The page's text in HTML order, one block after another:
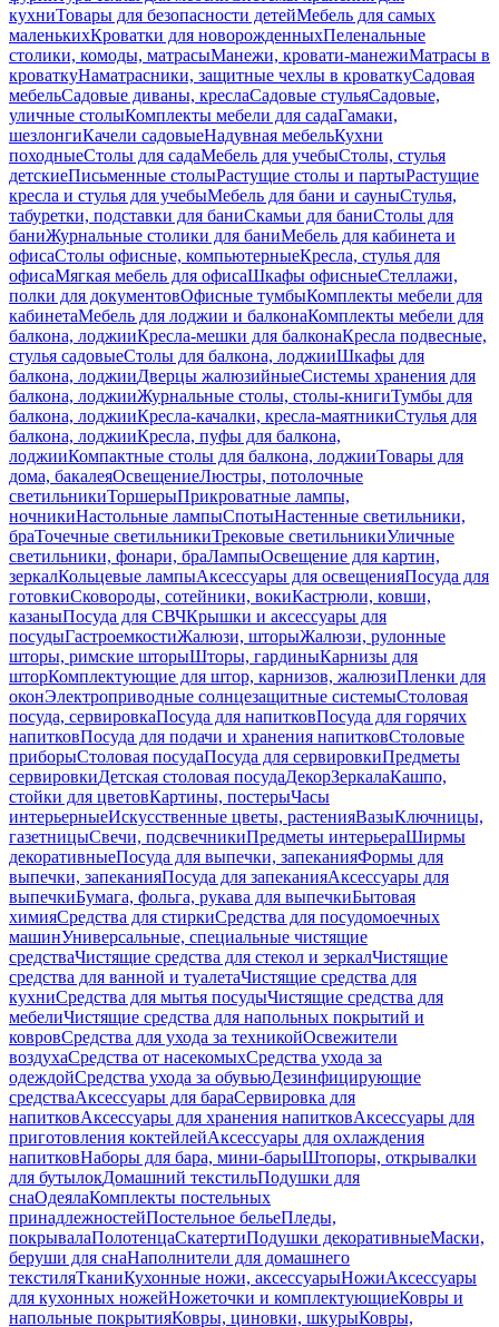
кухниТовары для безопасности детейМебель для самых
маленькихКроватки для новорожденныхПеленальные
столики, комоды, матрасыМанежи, кровати-манежиМатрасы в
кроваткуНаматрасники, защитные чехлы в кроваткуСадовая
мебельСадовые диваны, креслаСадовые стульяСадовые,
уличные столыКомплекты мебели для садаГамаки,
шезлонгиКачели садовыеНадувная мебельКухни
походныеСтолы для садаМебель для учебыСтолы, стулья
детскиеПисьменные столыРастущие столы и партыРастущие
кресла и стулья для учебыМебель для бани и сауныСтулья,
табуретки, подставки для баниСкамьи для баниСтолы для
баниЖурнальные столики для баниМебель для кабинета и
офисаСтолы офисные, компьютерныеКресла, стулья для
офисаМягкая мебель для офисаШкафы офисныеСтеллажи,
полки для документовОфисные тумбыКомплекты мебели для
кабинетаМебель для лоджии и балконаКомплекты мебели для
балкона, лоджииКресла-мешки для балконаКресла подвесные,
стулья садовыеСтолы для балкона, лоджииШкафы для
балкона, лоджииДверцы жалюзийныеСистемы хранения для
балкона, лоджииЖурнальные столы, столы-книгиТумбы для
балкона, лоджииКресла-качалки, кресла-маятникиСтулья для
балкона, лоджииКресла, пуфы для балкона,
лоджииКомпактные столы для балкона, лоджииТовары для
дома, бакалеяОсвещениеЛюстры, потолочные
светильникиТоршерыПрикроватные лампы,
ночникиНастольные лампыСпотыНастенные светильники,
браТочечные светильникиТрековые светильникиУличные
светильники, фонари, браЛампыОсвещение для картин,
зеркалКольцевые лампыАксессуары для освещенияПосуда для
готовкиСковороды, сотейники, вокиКастрюли, ковши,
казаныПосуда для СВЧКрышки и аксессуары для
посудыГастроемкостиЖалюзи, шторыЖалюзи, рулонные
шторы, римские шторыШторы, гардиныКарнизы для
шторКомплектующие для штор, карнизов, жалюзиПленки для
оконЭлектроприводные солнцезащитные системыСтоловая
посуда, сервировкаПосуда для напитковПосуда для горячих
напитковПосуда для подачи и хранения напитковСтоловые
приборыСтоловая посудаПосуда для сервировкиПредметы
сервировкиДетская столовая посудаДекорЗеркалаКашпо,
стойки для цветовКартины, постерыЧасы
интерьерныеИскусственные цветы, растенияВазыКлючницы,
газетницыСвечи, подсвечникиПредметы интерьераШирмы
декоративныеПосуда для выпечки, запеканияФормы для
выпечки, запеканияПосуда для запеканияАксессуары для
выпечкиБумага, фольга, рукава для выпечкиБытовая
химияСредства для стиркиСредства для посудомоечных
машинУниверсальные, специальные чистящие
средстваЧистящие средства для стекол и зеркалЧистящие
средства для ванной и туалетаЧистящие средства для
кухниСредства для мытья посудыЧистящие средства для
мебелиЧистящие средства для напольных покрытий и
ковровСредства для ухода за техникойОсвежители
воздухаСредства от насекомыхСредства ухода за
одеждойСредства ухода за обувьюДезинфицирующие
средстваАксессуары для бараСервировка для
напитковАксессуары для хранения напитковАксессуары для
приготовления коктейлейАксессуары для охлаждения
напитковНаборы для бара, мини-барыШтопоры, открывалки
для бутылокДомашний текстильПодушки для
снаОдеялаКомплекты постельных
принадлежностейПостельное бельеПледы,
покрывалаПолотенцаСкатертиПодушки декоративныеМаски,
беруши для снаНаполнители для домашнего
текстиляТканиКухонные ножи, аксессуарыНожиАксессуары
для кухонных ножейНожеточки и комплектующиеКовры и
напольные покрытияКовры, циновки, шкурыКовры,